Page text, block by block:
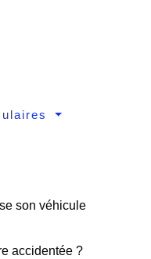
son véhicule
accidentée ?